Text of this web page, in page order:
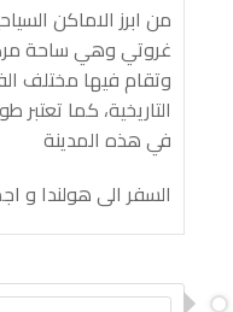
من ابرز الاماكن
غروتي وهي ساحة
وتقام فيها مختلف
التاريخية، كما تعتبر
في هذه المدينة
السفر الى هولندا و